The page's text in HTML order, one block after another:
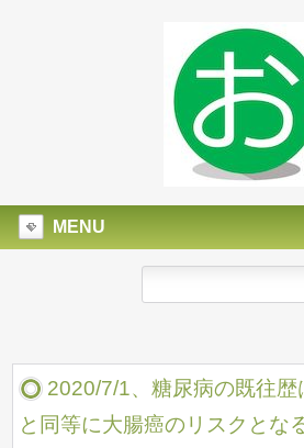
MENU
2020/7/1、糖尿病の既往
と同等に大腸癌のリスクとな